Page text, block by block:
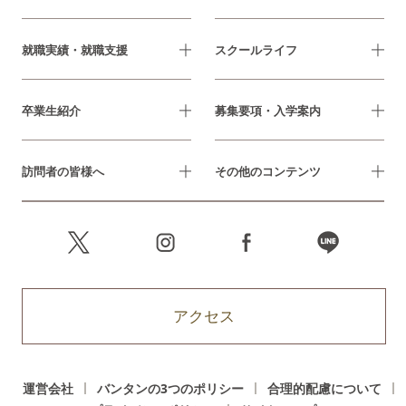
就職実績・就職支援 スクールライフ
卒業生紹介 募集要項・入学案内
訪問者の皆様へ その他のコンテンツ
アクセス
運営会社 バンタンの3つのポリシー
合理的配慮について